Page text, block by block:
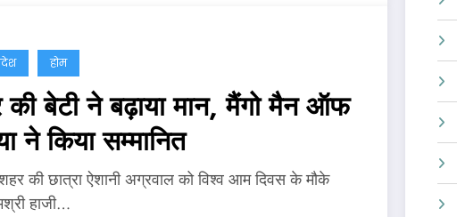
होम
बेटी ने बढ़ाया मान, मैंगो मैन ऑफ
ने किया सम्मानित
की छात्रा ऐशानी अग्रवाल को विश्व आम दिवस के मौके
हाजी…